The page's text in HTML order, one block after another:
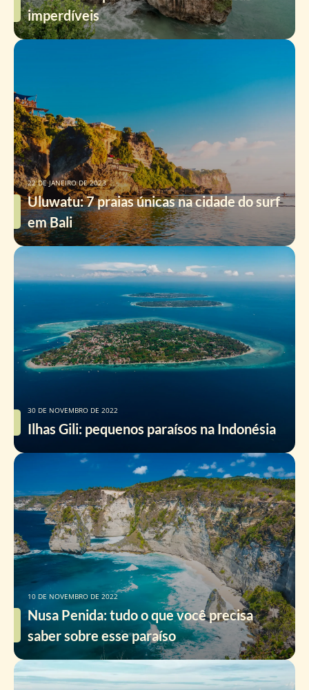
imperdíveis
Uluwatu: 7 praias únicas na cidade do surf
em Bali
22 DE JANEIRO DE 2023
Ilhas Gili: pequenos paraísos na Indonésia
30 DE NOVEMBRO DE 2022
Nusa Penida: tudo o que você precisa
saber sobre esse paraíso
10 DE NOVEMBRO DE 2022